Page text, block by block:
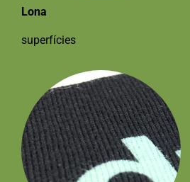
Lona
superfícies